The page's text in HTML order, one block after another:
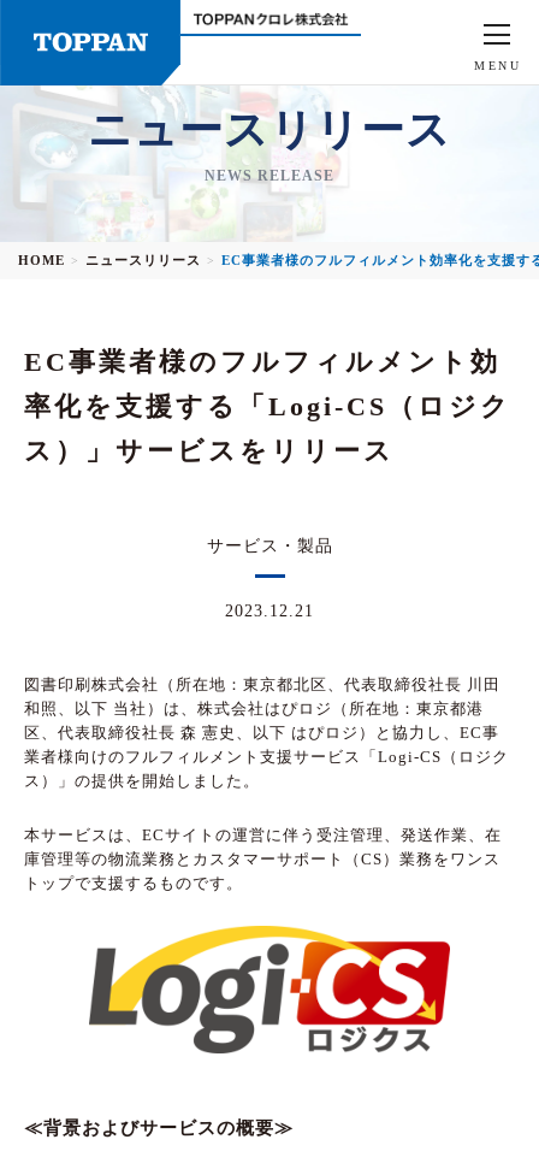
MENU
ニュースリリース
NEWS RELEASE
HOME > ニュースリリース > EC事業者様のフルフィルメント効率化を支援
EC事業者様のフルフィルメント効
率化を支援する「Logi-CS（ロジク
ス）」サービスをリリース
サービス・製品
2023.12.21
図書印刷株式会社（所在地：東京都北区、代表取締役社長 川田
和照、以下 当社）は、株式会社はぴロジ（所在地：東京都港
区、代表取締役社長 森 憲史、以下 はぴロジ）と協力し、EC事
業者様向けのフルフィルメント支援サービス「Logi-CS（ロジク
ス）」の提供を開始しました。
本サービスは、ECサイトの運営に伴う受注管理、発送作業、在
庫管理等の物流業務とカスタマーサポート（CS）業務をワンス
トップで支援するものです。
≪背景およびサービスの概要≫